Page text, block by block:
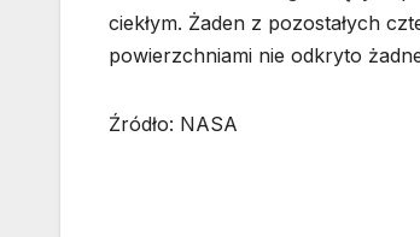
ciekłym. Żaden z pozostałych
powierzchniami nie odkryto
Źródło: NASA